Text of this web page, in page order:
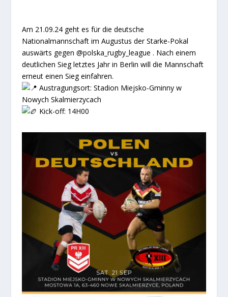
Am 21.09.24 geht es für die deutsche
Nationalmannschaft im Augustus der Starke-Pokal
auswärts gegen @polska_rugby_league . Nach einem
deutlichen Sieg letztes Jahr in Berlin will die Mannschaft
erneut einen Sieg einfahren.
Austragungsort: Stadion Miejsko-Gminny w
Nowych Skalmierzycach
Kick-off: 14H00